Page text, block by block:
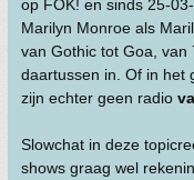
op FOK! en sinds 25-
Marilyn Monroe als
van Gothic tot Goa, van
daartussen in. Of in het
zijn echter geen radio
Slowchat in deze
shows graag wel